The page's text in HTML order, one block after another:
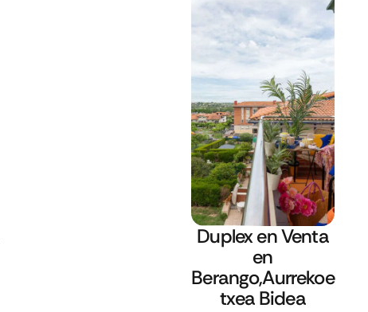
Duplex en Venta
en
Berango,Aurrekoe
txea Bidea